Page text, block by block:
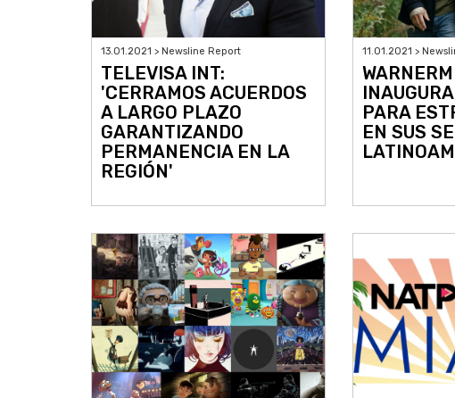
13.01.2021 > Newsline Report
TELEVISA INT:
'CERRAMOS ACUERDOS
A LARGO PLAZO
GARANTIZANDO
PERMANENCIA EN LA
REGIÓN'
11.01.2021 >
PARA
EN SUS